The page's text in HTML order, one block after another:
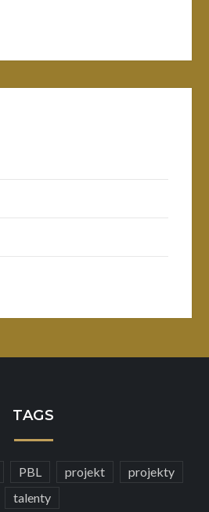
TAGS
PBL projekt
projekty
talenty